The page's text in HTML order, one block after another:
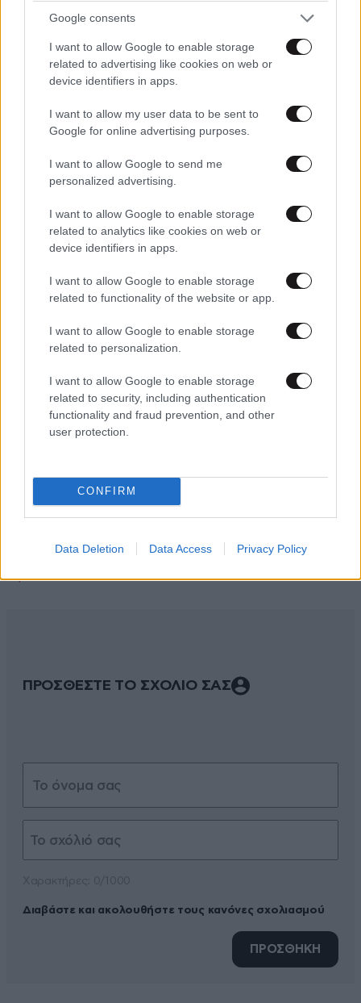
Google consents
I want to allow Google to enable storage
related to advertising like cookies on web or
device identifiers in apps.
I want to allow my user data to be sent to
Google for online advertising purposes.
I want to allow Google to send me
personalized advertising.
I want to allow Google to enable storage
related to analytics like cookies on web or
device identifiers in apps.
I want to allow Google to enable storage
related to functionality of the website or app.
I want to allow Google to enable storage
related to personalization.
I want to allow Google to enable storage
related to security, including authentication
functionality and fraud prevention, and other
user protection.
CONFIRM
Data Deletion Data Access Privacy Policy
Χαμός με Ρόδρι: Η Μπαρτσελόνα τον… κλέβει
από τη Ρεάλ Μαδρίτης
Ακολουθήστε το NEWSBEAST
ΠΡΟΣΘΕΣΤΕ ΤΟ ΣΧΟΛΙΟ ΣΑΣ
Διαβάστε και ακολουθήστε τους κανόνες σχολιασμού
ΠΡΟΣΘΗΚΗ